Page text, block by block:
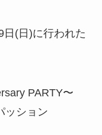
日(日)に行われた
PARTY〜
ッション